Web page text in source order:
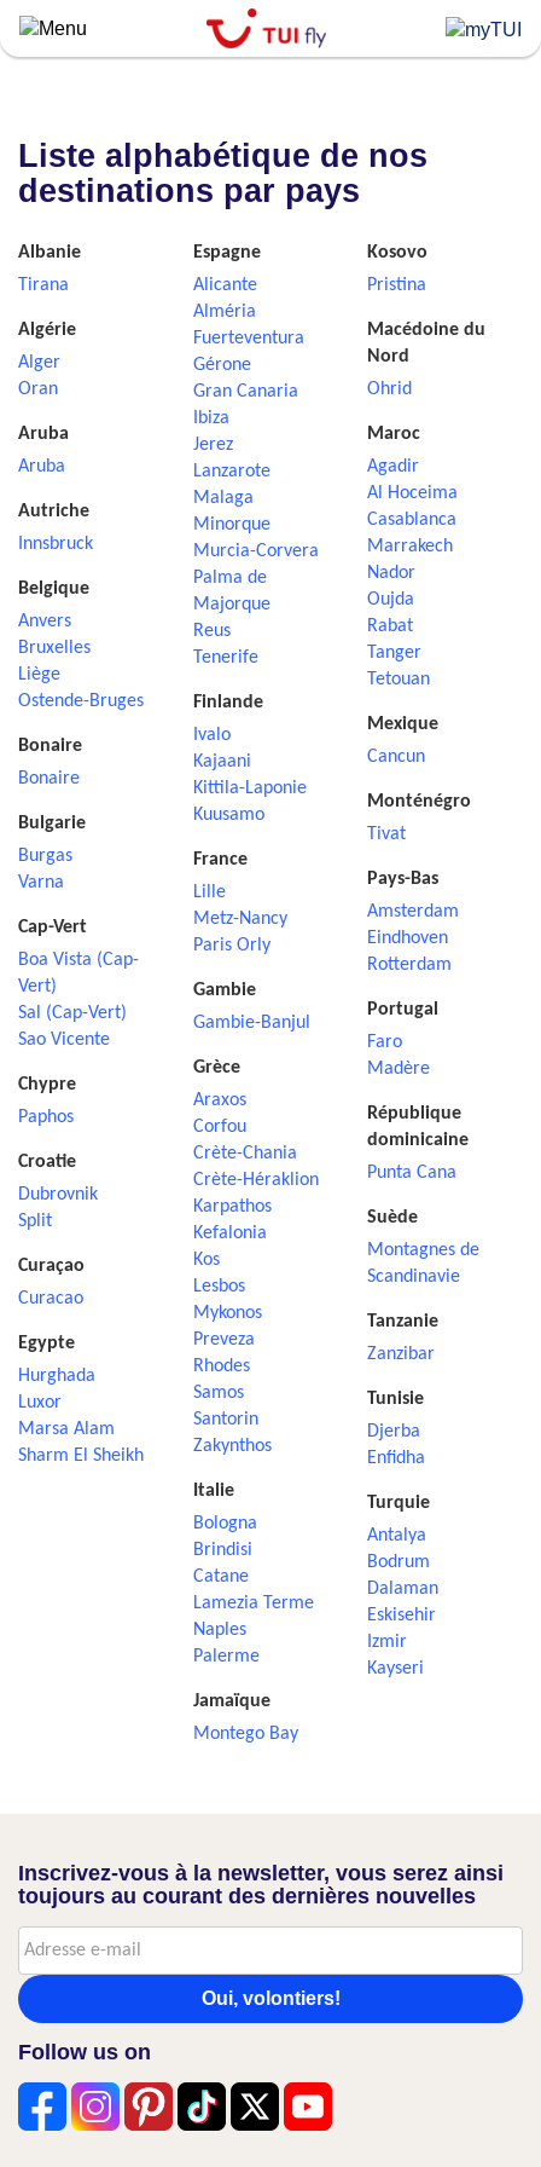
Skip
to
Liste alphabétique de nos
destinations par pays
Albanie
Tirana
Algérie
Alger
Oran
Aruba
Aruba
Autriche
Innsbruck
Belgique
Anvers
Bruxelles
Liège
Ostende-Bruges
Bonaire
Bonaire
Bulgarie
Burgas
Varna
Cap-Vert
Boa Vista (Cap-
Vert)
Sal (Cap-Vert)
Sao Vicente
Chypre
Paphos
Croatie
Dubrovnik
Split
Curaçao
Curacao
Egypte
Hurghada
Luxor
Marsa Alam
Sharm El Sheikh
Espagne
Alicante
Alméria
Fuerteventura
Gérone
Gran Canaria
Ibiza
Jerez
Lanzarote
Malaga
Minorque
Murcia-Corvera
Palma de
Majorque
Reus
Tenerife
Finlande
Ivalo
Kajaani
Kittila-Laponie
Kuusamo
France
Lille
Metz-Nancy
Paris Orly
Gambie
Gambie-Banjul
Grèce
Araxos
Corfou
Crète-Chania
Crète-Héraklion
Karpathos
Kefalonia
Kos
Lesbos
Mykonos
Preveza
Rhodes
Samos
Santorin
Zakynthos
Italie
Bologna
Brindisi
Catane
Lamezia Terme
Naples
Palerme
Jamaïque
Montego Bay
Kosovo
Pristina
Macédoine du
Nord
Ohrid
Maroc
Agadir
Al Hoceima
Casablanca
Marrakech
Nador
Oujda
Rabat
Tanger
Tetouan
Mexique
Cancun
Monténégro
Tivat
Pays-Bas
Amsterdam
Eindhoven
Rotterdam
Portugal
Faro
Madère
République
dominicaine
Punta Cana
Suède
Montagnes de
Scandinavie
Tanzanie
Zanzibar
Tunisie
Djerba
Enfidha
Turquie
Antalya
Bodrum
Dalaman
Eskisehir
Izmir
Kayseri
Inscrivez-vous à la newsletter, vous serez ainsi
toujours au courant des dernières nouvelles
Oui, volontiers!
Follow us on